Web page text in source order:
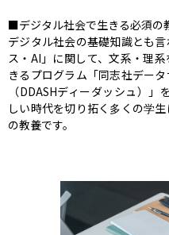
■デジタル社会で生きる必須の
デジタル社会の基礎知識とも
ス・AI」に関して、文系・理
きるプログラム「同志社デー
（DDASHディーダッシュ）
しい時代を切り拓く多くの学
の教養です。